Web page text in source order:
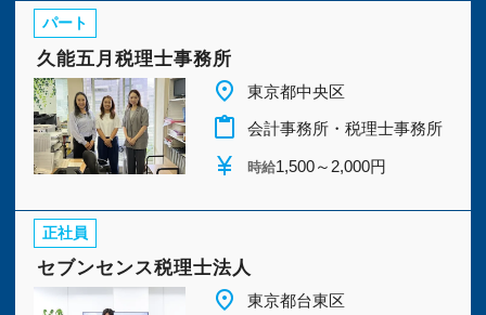
今すぐ会員登録
採用ご担当者様
パート
久能五月税理士事務所
place 東京都中央区
content_paste 会計事務所・税理士事務所
currency_yen 時給1,500～2,000円
正社員
セブンセンス税理士法人
place 東京都台東区